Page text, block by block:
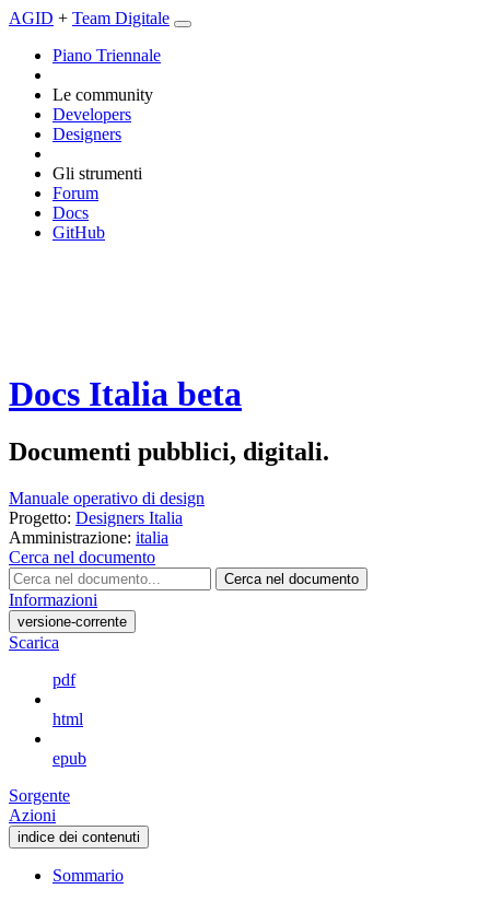
AGID + Team Digitale
Piano Triennale
Le community
Developers
Designers
Gli strumenti
Forum
Docs
GitHub
Docs Italia beta
Documenti pubblici, digitali.
Manuale operativo di design
Progetto: Designers Italia
Amministrazione: italia
Cerca nel documento
Cerca nel documento
Informazioni
versione-corrente
Scarica
pdf
html
epub
Sorgente
Azioni
indice dei contenuti
Sommario